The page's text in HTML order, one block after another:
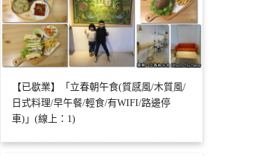
【已歇業】「立春朝午食(質感風/木質風/
日式料理/早午餐/輕食/有WIFI/路邊停
車)」(線上：1)